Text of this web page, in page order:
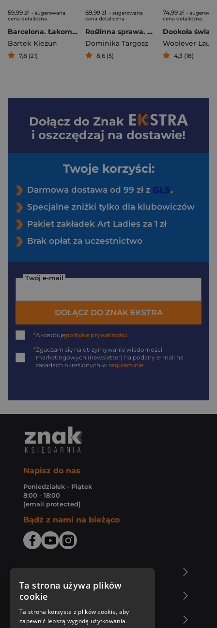
59,99 zł - sugerowana
cena detaliczna
Barcelona. Łakomym okiem. Przewodnik po mieście i jego kuchni
Bartek Kieżun
7,8 (21)
69,99 zł - sugerowana
cena detaliczna
Roślinna sprawa. Prosta i komfortowa kuchnia pełna warzyw
Dominika Targosz
8,6 (5)
74,99 zł -
cena detaliczna
Woolever
4,3 (18)
Dołącz do Znak
i oszczędzaj na dostawie!
Twoje korzyści:
Darmowa dostawa od 99 zł z
Specjalne zniżki tylko dla klubowiczów
Pakiet zakładek Art Ladies za 1 zł
Brak opłat za uczestnictwo
Twój e-mail
DOŁĄCZ DO ZNAK EKSTRA
*Akceptujępolitykę prywatności
*Zgadzam się na otrzymywanie wiadomości
marketingowych (newsletter) na podany e-mail na
zasadach określonych w regulaminie
Napisz do nas
Poniedziałek - Piątek
8:00 - 18:00
[email protected]
Bądź z nami na bieżąco
Zakupy u nas
Nasza oferta
Ta strona używa plików
cookie
Ta strona korzysta z plików cookie, aby
zapewnić lepszą wygodę użytkowania.